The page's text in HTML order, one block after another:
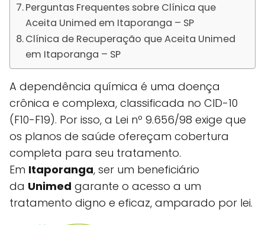
Perguntas Frequentes sobre Clínica que
Aceita Unimed em Itaporanga – SP
Clínica de Recuperação que Aceita Unimed
em Itaporanga – SP
A dependência química é uma doença
crônica e complexa, classificada no CID-10
(F10-F19). Por isso, a Lei nº 9.656/98 exige que
os planos de saúde ofereçam cobertura
completa para seu tratamento.
Em Itaporanga, ser um beneficiário
da Unimed garante o acesso a um
tratamento digno e eficaz, amparado por lei.